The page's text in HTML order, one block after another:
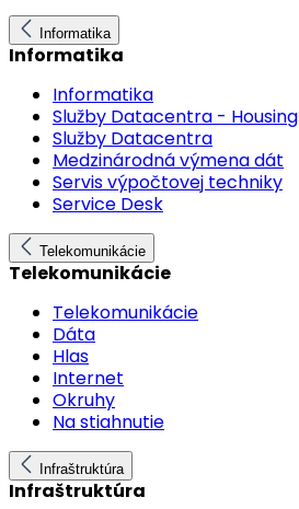
Informatika
Informatika
Informatika
Služby Datacentra - Housing
Služby Datacentra
Medzinárodná výmena dát
Servis výpočtovej techniky
Service Desk
Telekomunikácie
Telekomunikácie
Telekomunikácie
Dáta
Hlas
Internet
Okruhy
Na stiahnutie
Infraštruktúra
Infraštruktúra